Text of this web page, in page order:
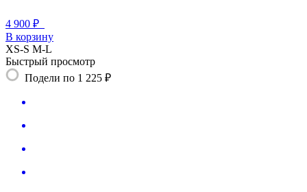
4 900 ₽
В корзину
XS-S M-L
Быстрый просмотр
Подели по 1 225 ₽